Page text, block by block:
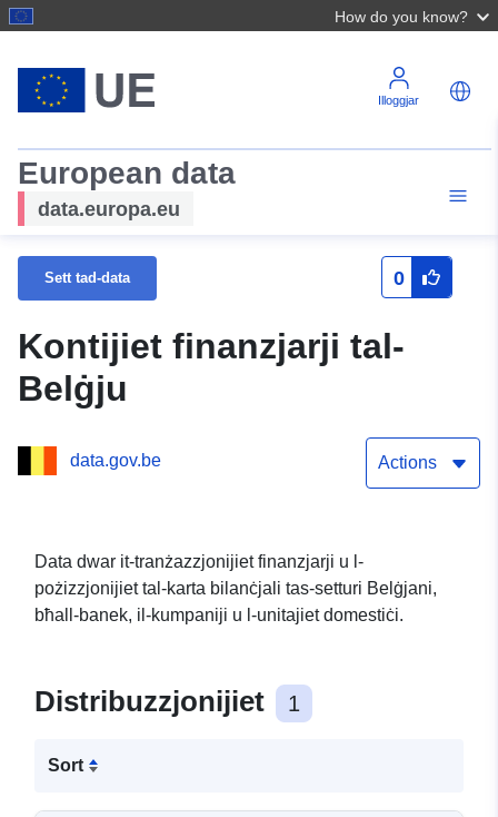
How do you know?
Illoggjar
European data
data.europa.eu
Sett tad-data 0
Kontijiet finanzjarji tal-
Belġju
data.gov.be Actions
Data dwar it-tranżazzjonijiet finanzjarji u l-
pożizzjonijiet tal-karta bilanċjali tas-setturi Belġjani,
bħall-banek, il-kumpaniji u l-unitajiet domestiċi.
Distribuzzjonijiet 1
Sort